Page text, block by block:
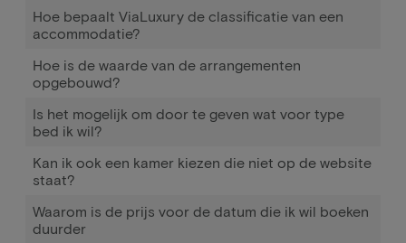
Hoe bepaalt ViaLuxury de classificatie van een
accommodatie?
Hoe is de waarde van de arrangementen
opgebouwd?
Is het mogelijk om door te geven wat voor type
bed ik wil?
Kan ik ook een kamer kiezen die niet op de website
staat?
Waarom is de prijs voor de datum die ik wil boeken
duurder